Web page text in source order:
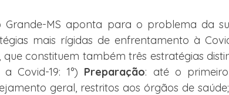
Grande-MS aponta para o problema da
mais rígidas de enfrentamento à
que constituem também três estratégias
Covid-19: 1°) Preparação: até o
geral, restritos aos órgãos de saúde;